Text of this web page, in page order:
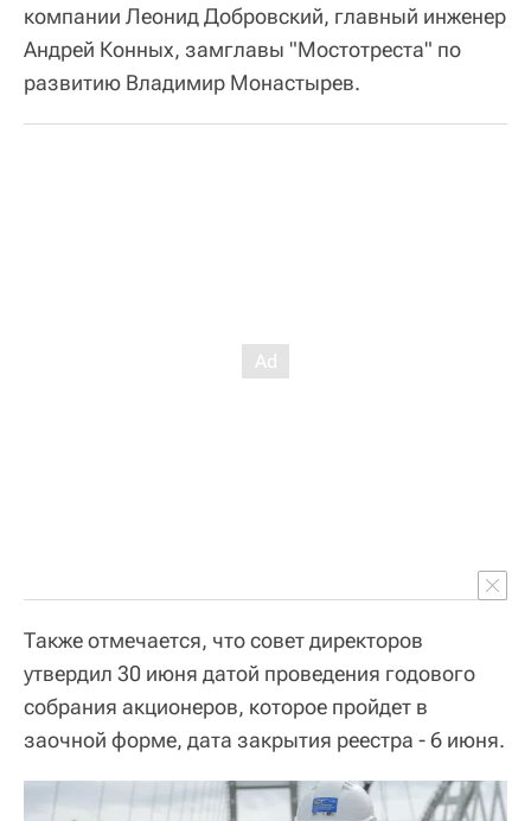
компании Леонид Добровский, главный инженер
Андрей Конных, замглавы "Мостотреста" по
развитию Владимир Монастырев.
Также отмечается, что совет директоров
утвердил 30 июня датой проведения годового
собрания акционеров, которое пройдет в
заочной форме, дата закрытия реестра - 6 июня.